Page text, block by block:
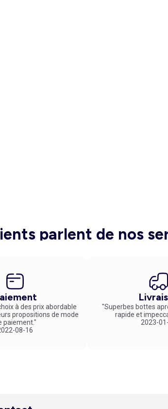
parlent de nos
à des prix abordable
propositions de mode
paiement."
08-16
"Superbes bottes
rapide et
2023-